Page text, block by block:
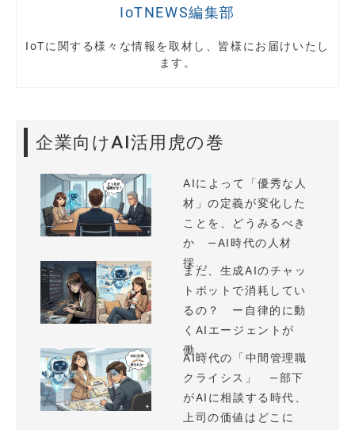
IoTNEWS編集部
IoTに関する様々な情報を取材し、皆様にお届けいたし
ます。
企業向けAI活用虎の巻
AIによって「優秀な人
材」の定義が変化した
ことを、どうみるべき
か —AI時代の人材
採...
まだ、生成AIのチャッ
トボットで消耗してい
るの？ ー自律的に動
くAIエージェントが
働...
AI時代の「中間管理職
クライシス」 —部下
がAIに相談する時代、
上司の価値はどこに